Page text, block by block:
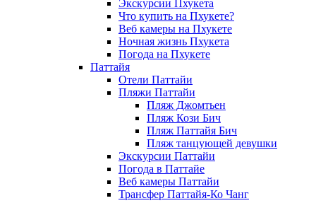
Экскурсии Пхукета
Что купить на Пхукете?
Веб камеры на Пхукете
Ночная жизнь Пхукета
Погода на Пхукете
Паттайя
Отели Паттайи
Пляжи Паттайи
Пляж Джомтьен
Пляж Кози Бич
Пляж Паттайя Бич
Пляж танцующей девушки
Экскурсии Паттайи
Погода в Паттайе
Веб камеры Паттайи
Трансфер Паттайя-Ко Чанг